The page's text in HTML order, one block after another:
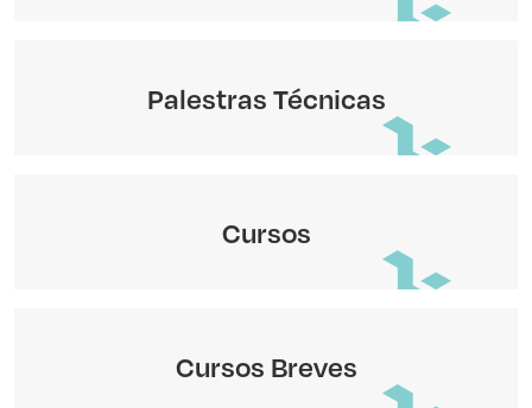
Palestras Técnicas
Cursos
Cursos Breves